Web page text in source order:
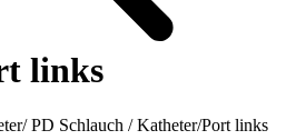
links
PD Schlauch /Katheter/Port links